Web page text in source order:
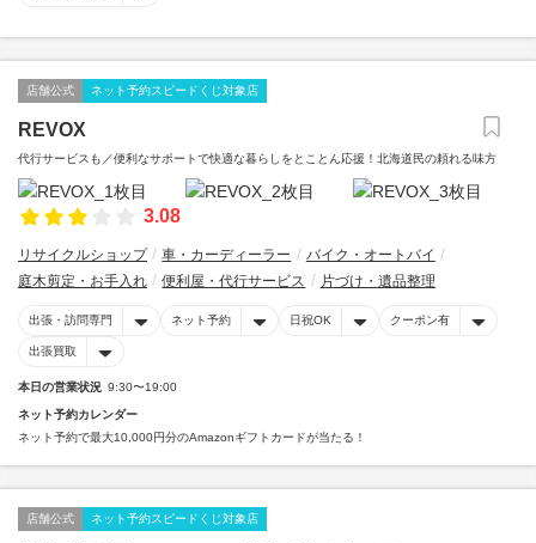
店舗公式 ネット予約スピードくじ対象店
REVOX
代行サービスも／便利なサポートで快適な暮らしをとことん応援！北海道民の頼れる味方
3.08
リサイクルショップ 車・カーディーラー
バイク・オートバイ
庭木剪定・お手入れ
便利屋・代行サービス 片づけ・遺品整理
出張・訪問専門 ネット予約 日祝OK クーポン有
出張買取
本日の営業状況 9:30〜19:00
ネット予約カレンダー
ネット予約で最大10,000円分のAmazonギフトカードが当たる！
店舗公式 ネット予約スピードくじ対象店